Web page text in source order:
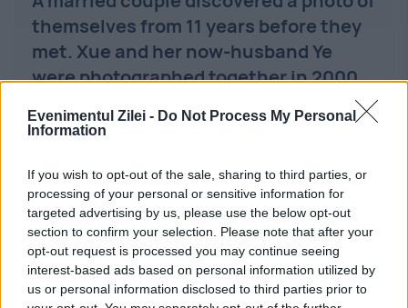
Evenimentul Zilei - Do Not Process My Personal
Information
If you wish to opt-out of the sale, sharing to third parties, or
processing of your personal or sensitive information for
targeted advertising by us, please use the below opt-out
section to confirm your selection. Please note that after your
opt-out request is processed you may continue seeing
interest-based ads based on personal information utilized by
us or personal information disclosed to third parties prior to
themselves from 11 years before they
met. Xue and her now-husband Ye
were photographed together in 2000
as teenagers, but they only found out
about it after getting married!
In the summer of…
pic.twitter.com/bIRVxpwk9n